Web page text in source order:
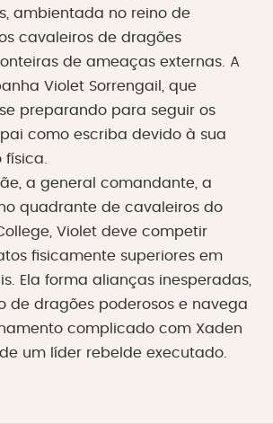
ambientada no reino de
cavaleiros de dragões
de ameaças externas. A
Violet Sorrengail, que
preparando para seguir os
como escriba devido à sua
a general comandante, a
quadrante de cavaleiros do
Violet deve competir
fisicamente superiores em
Ela forma alianças inesperadas,
de dragões poderosos e navega
complicado com Xaden
de um líder rebelde executado.